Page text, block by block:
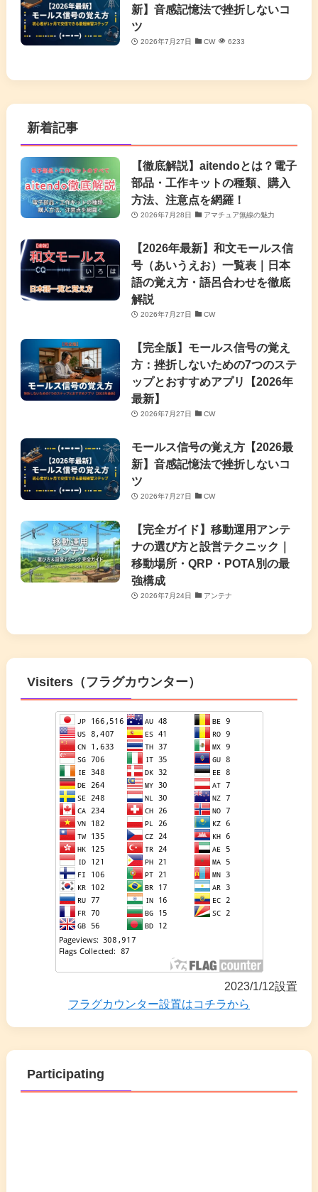
新】音感記憶法で挫折しないコ
ツ
2026年7月27日 CW 6233
新着記事
【徹底解説】aitendoとは？電子
部品・工作キットの種類、購入
方法、注意点を網羅！
2026年7月28日 アマチュア無線の魅力
【2026年最新】和文モールス信
号（あいうえお）一覧表｜日本
語の覚え方・語呂合わせを徹底
解説
2026年7月27日 CW
【完全版】モールス信号の覚え
方：挫折しないための7つのステ
ップとおすすめアプリ【2026年
最新】
2026年7月27日 CW
モールス信号の覚え方【2026最
新】音感記憶法で挫折しないコ
ツ
2026年7月27日 CW
【完全ガイド】移動運用アンテ
ナの選び方と設営テクニック｜
移動場所・QRP・POTA別の最
強構成
2026年7月24日 アンテナ
Visiters（フラグカウンター）
2023/1/12設置
フラグカウンター設置はコチラから
Participating